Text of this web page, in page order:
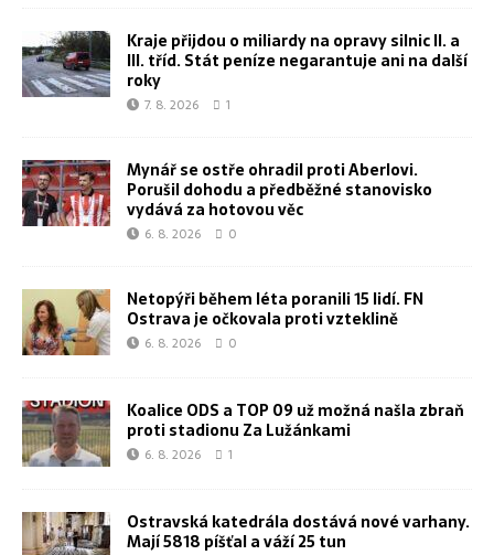
Kraje přijdou o miliardy na opravy silnic II. a
III. tříd. Stát peníze negarantuje ani na další
roky
7. 8. 2026 1
Mynář se ostře ohradil proti Aberlovi.
Porušil dohodu a předběžné stanovisko
vydává za hotovou věc
6. 8. 2026 0
Netopýři během léta poranili 15 lidí. FN
Ostrava je očkovala proti vzteklině
6. 8. 2026 0
Koalice ODS a TOP 09 už možná našla zbraň
proti stadionu Za Lužánkami
6. 8. 2026 1
Ostravská katedrála dostává nové varhany.
Mají 5818 píšťal a váží 25 tun